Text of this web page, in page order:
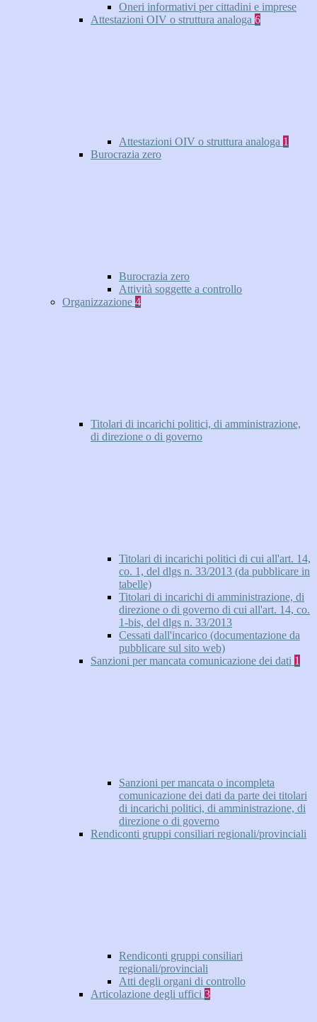
Oneri informativi per cittadini e imprese
Attestazioni OIV o struttura analoga 6
Attestazioni OIV o struttura analoga 1
Burocrazia zero
Burocrazia zero
Attività soggette a controllo
Organizzazione 4
Titolari di incarichi politici, di amministrazione,
di direzione o di governo
Titolari di incarichi politici di cui all'art. 14,
co. 1, del dlgs n. 33/2013 (da pubblicare in
tabelle)
Titolari di incarichi di amministrazione, di
direzione o di governo di cui all'art. 14, co.
1-bis, del dlgs n. 33/2013
Cessati dall'incarico (documentazione da
pubblicare sul sito web)
Sanzioni per mancata comunicazione dei dati 1
Sanzioni per mancata o incompleta
comunicazione dei dati da parte dei titolari
di incarichi politici, di amministrazione, di
direzione o di governo
Rendiconti gruppi consiliari regionali/provinciali
Rendiconti gruppi consiliari
regionali/provinciali
Atti degli organi di controllo
Articolazione degli uffici 3